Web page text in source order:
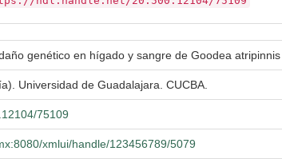
genético en hígado y sangre de Goodea
Universidad de Guadalajara. CUCBA.
75109
xmlui/handle/123456789/5079